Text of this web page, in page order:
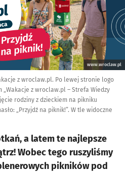
www.wroclaw.pl
z wroclaw.pl. Po lewej stronie logo
z wroclaw.pl – Strefa Wiedzy
rodziny z dzieckiem na pikniku
„Przyjdź na piknik!”. W tle widoczne
a latem te najlepsze
Wobec tego ruszyliśmy
pikników pod